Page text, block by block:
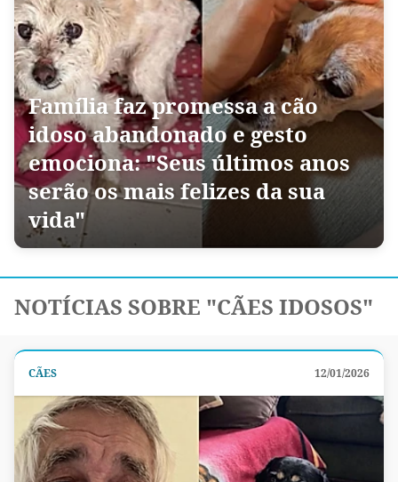
Família faz promessa a cão
idoso abandonado e gesto
emociona: "Seus últimos anos
serão os mais felizes da sua
vida"
NOTÍCIAS SOBRE "CÃES IDOSOS"
CÃES 12/01/2026